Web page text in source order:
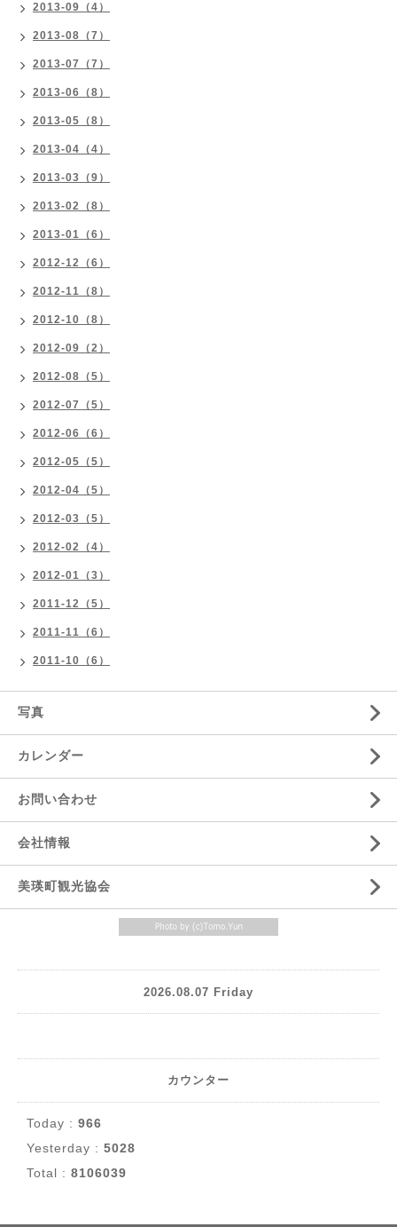
2013-09（4）
2013-08（7）
2013-07（7）
2013-06（8）
2013-05（8）
2013-04（4）
2013-03（9）
2013-02（8）
2013-01（6）
2012-12（6）
2012-11（8）
2012-10（8）
2012-09（2）
2012-08（5）
2012-07（5）
2012-06（6）
2012-05（5）
2012-04（5）
2012-03（5）
2012-02（4）
2012-01（3）
2011-12（5）
2011-11（6）
2011-10（6）
写真
カレンダー
お問い合わせ
会社情報
美瑛町観光協会
2026.08.07 Friday
カウンター
Today : 966
Yesterday : 5028
Total : 8106039